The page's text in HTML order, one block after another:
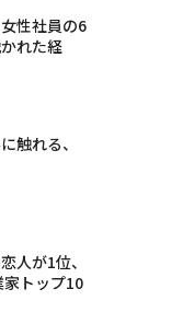
性社員の6
れた経
触れる、
人が1位、
トップ10